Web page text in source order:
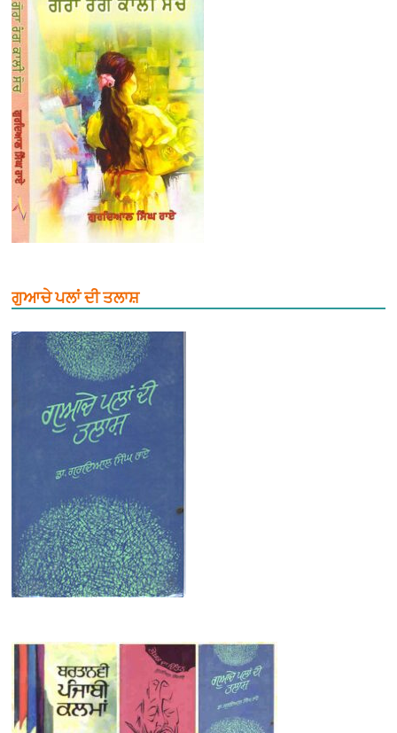
ਗੁਆਚੇ ਪਲਾਂ ਦੀ ਤਲਾਸ਼